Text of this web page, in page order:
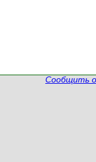
Сообщить о